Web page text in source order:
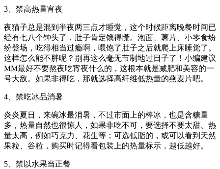
3、禁高热量宵夜
夜猫子总是混到半夜两三点才睡觉，这个时候距离晚餐时间已
经有七八个钟头了，肚子肯定饿得慌。泡面、薯片、小零食纷
纷登场，吃得相当过瘾啊，喂饱了肚子之后就爬上床睡觉了。
这样怎么能不胖呢？别再这么毫无节制地过日子了！小编建议
MM最好不要熬夜吃宵夜什么的，这根本就是减肥和美容的一
号大敌。如果非得吃，那就选择高纤维低热量的燕麦片吧。
4、禁吃冰品消暑
炎炎夏日，来碗冰最消暑，不过市面上的棒冰，也是含糖量
多，热量自然也很惊人，如果非吃不可，要选择不要太甜、热
量太高，例如巧克力、花生等；可选低脂的，或可以看到天然
果粒、谷粒，购买时记得看包装上的热量标示，越低越好。
5、禁以水果当正餐